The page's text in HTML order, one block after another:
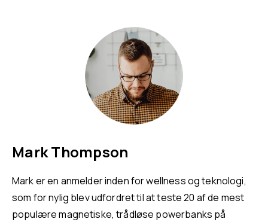
Mark Thompson
Mark er en anmelder inden for wellness og teknologi,
som for nylig blev udfordret til at teste 20 af de mest
populære magnetiske, trådløse powerbanks på